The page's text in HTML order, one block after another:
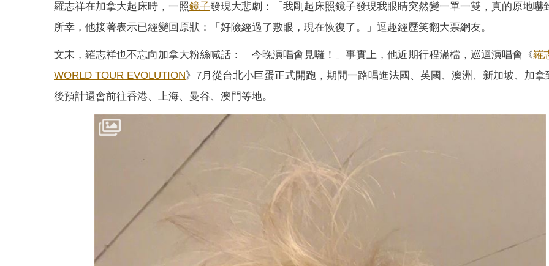
羅志祥在加拿大起床時，一照鏡子發現大悲劇：「我剛起床照鏡子發現我眼睛突然變一單一雙，真的原地嚇
所幸，他接著表示已經變回原狀：「好險經過了敷眼，現在恢復了。」逗趣經歷笑翻大票網友。
文末，羅志祥也不忘向加拿大粉絲喊話：「今晚演唱會見囉！」事實上，他近期行程滿檔，巡迴演唱會《羅
WORLD TOUR EVOLUTION 》7月從台北小巨蛋正式開跑，期間一路唱進法國、英國、澳洲、新加坡、加拿
後預計還會前往香港、上海、曼谷、澳門等地。